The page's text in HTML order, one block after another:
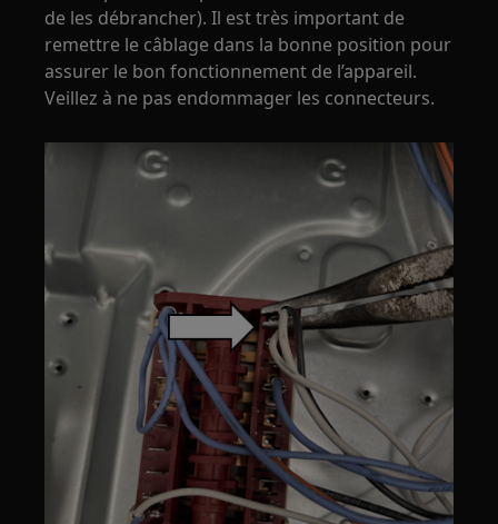
de les débrancher). Il est très important de
remettre le câblage dans la bonne position pour
assurer le bon fonctionnement de l’appareil.
Veillez à ne pas endommager les connecteurs.